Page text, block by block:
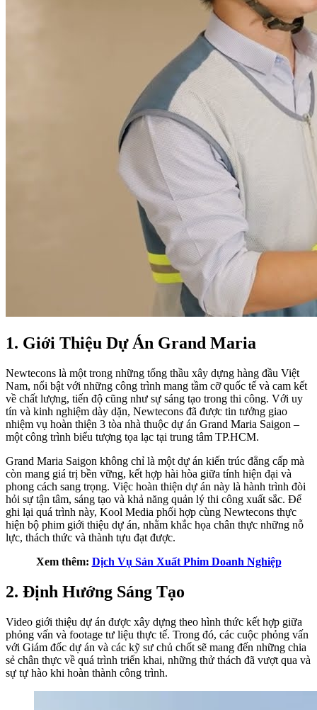
1. Giới Thiệu Dự Án Grand Maria
Newtecons là một trong những tổng thầu xây dựng hàng đầu Việt
Nam, nổi bật với những công trình mang tầm cỡ quốc tế và cam kết
về chất lượng, tiến độ cũng như sự sáng tạo trong thi công. Với uy
tín và kinh nghiệm dày dặn, Newtecons đã được tin tưởng giao
nhiệm vụ hoàn thiện 3 tòa nhà thuộc dự án Grand Maria Saigon –
một công trình biểu tượng tọa lạc tại trung tâm TP.HCM.
Grand Maria Saigon không chỉ là một dự án kiến trúc đẳng cấp mà
còn mang giá trị bền vững, kết hợp hài hòa giữa tính hiện đại và
phong cách sang trọng. Việc hoàn thiện dự án này là hành trình đòi
hỏi sự tận tâm, sáng tạo và khả năng quản lý thi công xuất sắc. Để
ghi lại quá trình này, Kool Media phối hợp cùng Newtecons thực
hiện bộ phim giới thiệu dự án, nhằm khắc họa chân thực những nỗ
lực, thách thức và thành tựu đạt được.
Xem thêm: Dịch Vụ Sản Xuất Phim Doanh Nghiệp
2. Định Hướng Sáng Tạo
Video giới thiệu dự án được xây dựng theo hình thức kết hợp giữa
phỏng vấn và footage tư liệu thực tế. Trong đó, các cuộc phỏng vấn
với Giám đốc dự án và các kỹ sư chủ chốt sẽ mang đến những chia
sẻ chân thực về quá trình triển khai, những thử thách đã vượt qua và
sự tự hào khi hoàn thành công trình.